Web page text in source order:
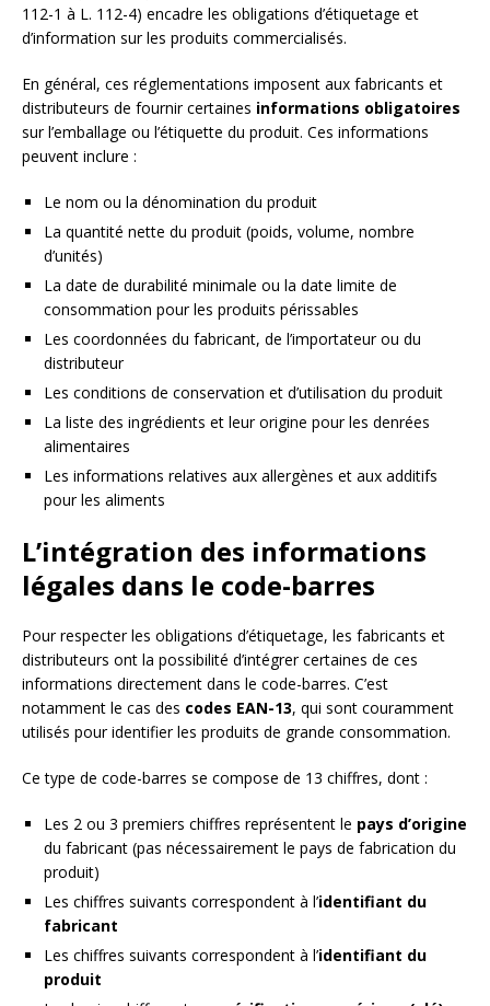
112-1 à L. 112-4) encadre les obligations d’étiquetage et
d’information sur les produits commercialisés.
En général, ces réglementations imposent aux fabricants et
distributeurs de fournir certaines informations obligatoires
sur l’emballage ou l’étiquette du produit. Ces informations
peuvent inclure :
Le nom ou la dénomination du produit
La quantité nette du produit (poids, volume, nombre
d’unités)
La date de durabilité minimale ou la date limite de
consommation pour les produits périssables
Les coordonnées du fabricant, de l’importateur ou du
distributeur
Les conditions de conservation et d’utilisation du produit
La liste des ingrédients et leur origine pour les denrées
alimentaires
Les informations relatives aux allergènes et aux additifs
pour les aliments
L’intégration des informations
légales dans le code-barres
Pour respecter les obligations d’étiquetage, les fabricants et
distributeurs ont la possibilité d’intégrer certaines de ces
informations directement dans le code-barres. C’est
notamment le cas des codes EAN-13, qui sont couramment
utilisés pour identifier les produits de grande consommation.
Ce type de code-barres se compose de 13 chiffres, dont :
Les 2 ou 3 premiers chiffres représentent le pays d’origine
du fabricant (pas nécessairement le pays de fabrication du
produit)
Les chiffres suivants correspondent à l’identifiant du
fabricant
Les chiffres suivants correspondent à l’identifiant du
produit